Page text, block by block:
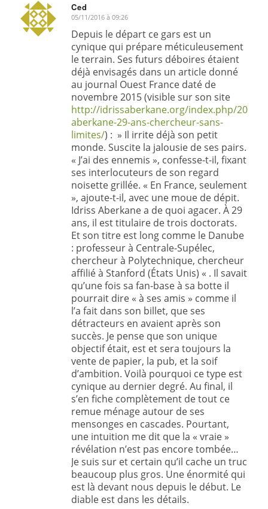
Ced
dit
:
05/11/2016 à 09:26
Depuis le départ ce gars est un
cynique qui prépare méticuleusement
le terrain. Ses futurs déboires étaient
déjà envisagés dans un article donné
au journal Ouest France daté de
novembre 2015 (visible sur son site
http://idrissaberkane.org/index.php/2015/
aberkane-29-ans-chercheur-sans-
limites/) : » Il irrite déjà son petit
monde. Suscite la jalousie de ses pairs.
« J’ai des ennemis », confesse-t-il, fixant
ses interlocuteurs de son regard
noisette grillée. « En France, seulement
», ajoute-t-il, avec une moue de dépit.
Idriss Aberkane a de quoi agacer. À 29
ans, il est titulaire de trois doctorats.
Et son titre est long comme le Danube
: professeur à Centrale-Supélec,
chercheur à Polytechnique, chercheur
affilié à Stanford (États Unis) « . Il savait
qu’une fois sa fan-base à sa botte il
pourrait dire « à ses amis » comme il
l’a fait dans son billet, que ses
détracteurs en avaient après son
succès. Je pense que son unique
objectif était, est et sera toujours la
vente de papier, la pub, et la soif
d’ambition. Voilà pourquoi ce type est
cynique au dernier degré. Au final, il
s’en fiche complètement de tout ce
remue ménage autour de ses
mensonges en cascades. Pourtant,
une intuition me dit que la « vraie »
révélation n’est pas encore tombée…
Je suis sur et certain qu’il cache un truc
beaucoup plus gros. Une énormité qui
est là devant nous depuis le début. Le
diable est dans les détails.